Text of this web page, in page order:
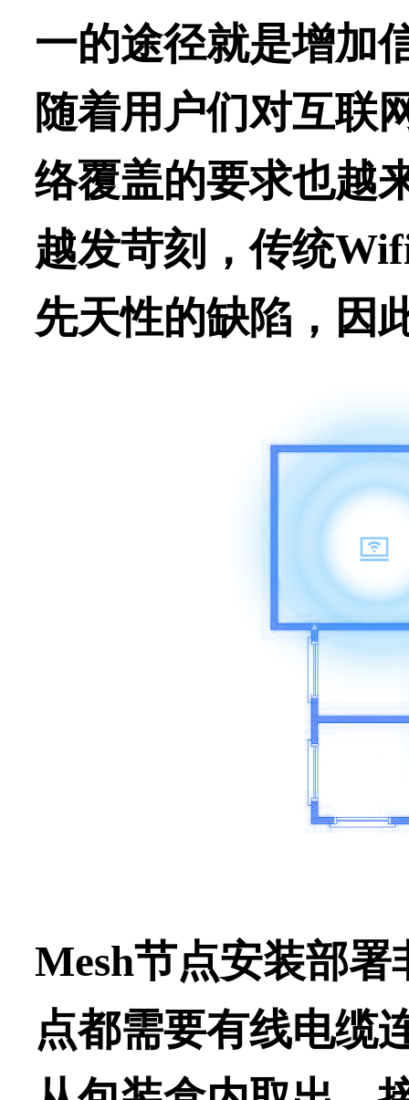
一的途径就是增加
随着用户们对互联
络覆盖的要求也越
越发苛刻，传统
先天性的缺陷，因
Mesh节点安装部署
点都需要有线电缆